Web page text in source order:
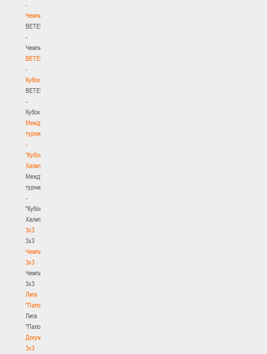
-
Чемпионат
BETERA
-
Чемпионат
BETERA
-
Кубок
BETERA
-
Кубок
Международный
турнир
-
"Кубок
Халипского"
Международный
турнир
-
"Кубок
Халипского"
3x3
3x3
Чемпионат
3х3
Чемпионат
3х3
Лига
"Палова"
Лига
"Палова"
Документы
3х3